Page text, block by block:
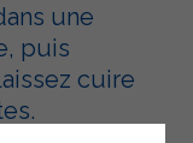
une
puis
cuire